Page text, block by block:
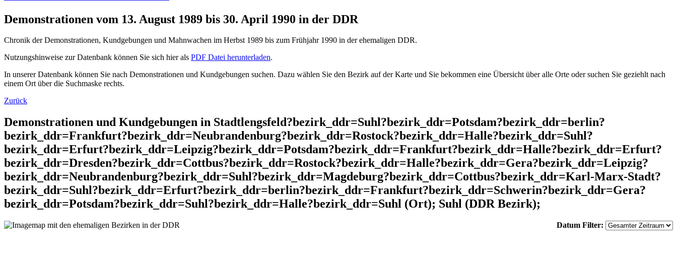
Demonstrationen vom 13. August 1989 bis 30. April 1990 in der DDR
Chronik der Demonstrationen, Kundgebungen und Mahnwachen im Herbst 1989 bis zum Frühjahr 1990 in der ehemaligen DDR.
Nutzungshinweise zur Datenbank können Sie sich hier als PDF Datei herunterladen.
In unserer Datenbank können Sie nach Demonstrationen und Kundgebungen suchen. Dazu wählen Sie den Bezirk auf der Karte und Sie bekommen eine Übersicht über alle Orte oder suchen Sie geziehlt nach
einem Ort über die Suchmaske rechts.
Zurück
Demonstrationen und Kundgebungen in Stadtlengsfeld?bezirk_ddr=Suhl?bezirk_ddr=Potsdam?bezirk_ddr=berlin?
bezirk_ddr=Frankfurt?bezirk_ddr=Neubrandenburg?bezirk_ddr=Rostock?bezirk_ddr=Halle?bezirk_ddr=Suhl?
bezirk_ddr=Erfurt?bezirk_ddr=Leipzig?bezirk_ddr=Potsdam?bezirk_ddr=Frankfurt?bezirk_ddr=Halle?bezirk_ddr=Erfurt?
bezirk_ddr=Dresden?bezirk_ddr=Cottbus?bezirk_ddr=Rostock?bezirk_ddr=Halle?bezirk_ddr=Gera?bezirk_ddr=Leipzig?
bezirk_ddr=Neubrandenburg?bezirk_ddr=Suhl?bezirk_ddr=Magdeburg?bezirk_ddr=Cottbus?bezirk_ddr=Karl-Marx-Stadt?
bezirk_ddr=Suhl?bezirk_ddr=Erfurt?bezirk_ddr=berlin?bezirk_ddr=Frankfurt?bezirk_ddr=Schwerin?bezirk_ddr=Gera?
bezirk_ddr=Potsdam?bezirk_ddr=Suhl?bezirk_ddr=Halle?bezirk_ddr=Suhl (Ort); Suhl (DDR Bezirk);
Datum Filter: